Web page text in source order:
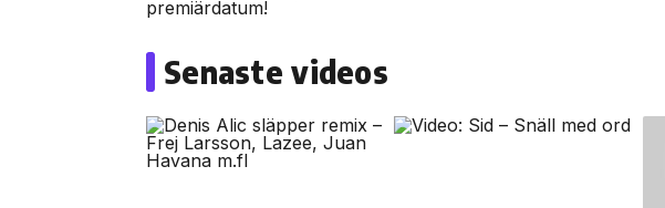
Senaste videos